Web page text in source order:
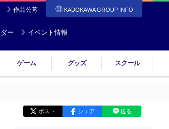
作品公募 KADOKAWA GROUP INFO
ー イベント情報
ゲーム グッズ スクール
ポスト シェア 送る